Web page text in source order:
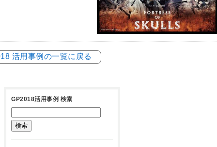
活用事例の一覧に戻る
GP2018活用事例 検索